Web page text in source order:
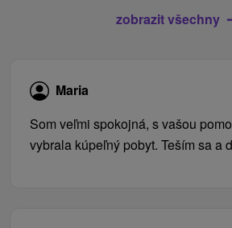
zobrazit všechny
Maria
Som veľmi spokojná, s vašou
vybrala kúpeľný pobyt. Teším sa a